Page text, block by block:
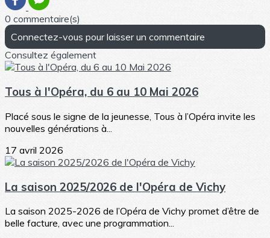
0 commentaire(s)
Connectez-vous pour laisser un commentaire
Consultez également
Tous à l'Opéra, du 6 au 10 Mai 2026
Placé sous le signe de la jeunesse, Tous à l’Opéra invite les
nouvelles générations à...
17 avril 2026
La saison 2025/2026 de l'Opéra de Vichy
La saison 2025-2026 de l’Opéra de Vichy promet d’être de
belle facture, avec une programmation...